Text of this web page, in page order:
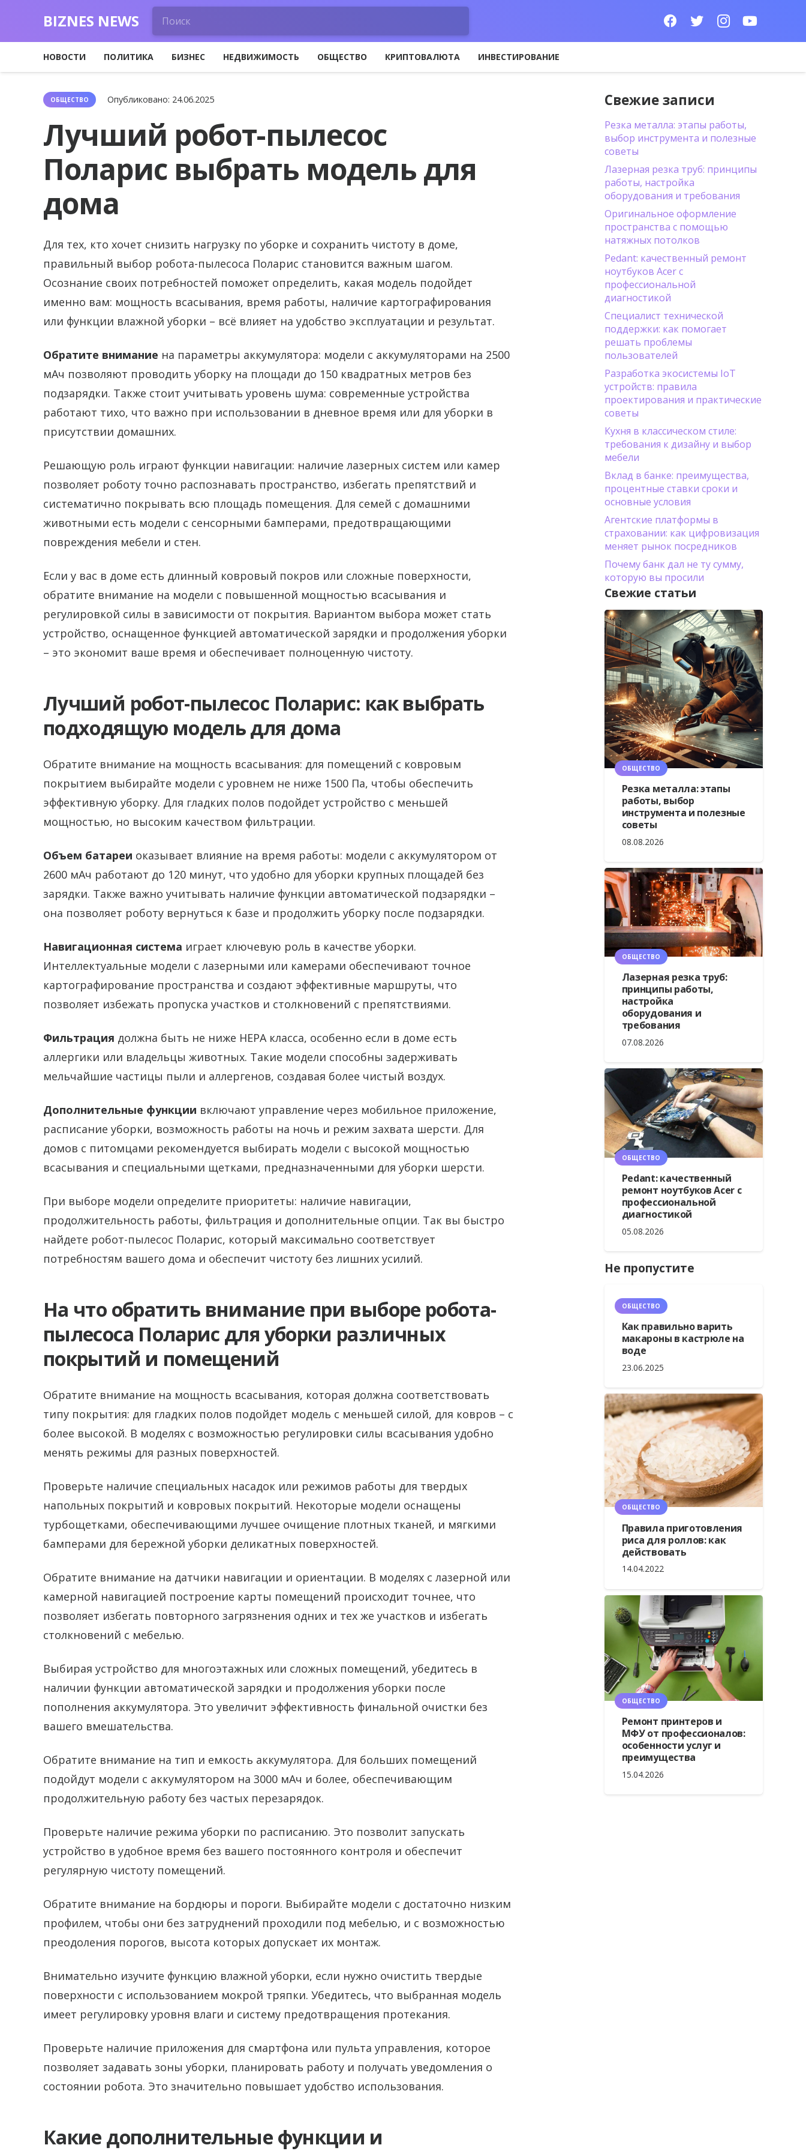
BIZNES NEWS
НОВОСТИ ПОЛИТИКА БИЗНЕС НЕДВИЖИМОСТЬ ОБЩЕСТВО КРИПТОВАЛЮТА ИНВЕСТИРОВАНИЕ
ОБЩЕСТВО Опубликовано: 24.06.2025
Лучший робот-пылесос
Поларис выбрать модель для
дома
Для тех, кто хочет снизить нагрузку по уборке и сохранить чистоту в доме,
правильный выбор робота-пылесоса Поларис становится важным шагом.
Осознание своих потребностей поможет определить, какая модель подойдет
именно вам: мощность всасывания, время работы, наличие картографирования
или функции влажной уборки – всё влияет на удобство эксплуатации и результат.
Обратите внимание на параметры аккумулятора: модели с аккумуляторами на 2500
мАч позволяют проводить уборку на площади до 150 квадратных метров без
подзарядки. Также стоит учитывать уровень шума: современные устройства
работают тихо, что важно при использовании в дневное время или для уборки в
присутствии домашних.
Решающую роль играют функции навигации: наличие лазерных систем или камер
позволяет роботу точно распознавать пространство, избегать препятствий и
систематично покрывать всю площадь помещения. Для семей с домашними
животными есть модели с сенсорными бамперами, предотвращающими
повреждения мебели и стен.
Если у вас в доме есть длинный ковровый покров или сложные поверхности,
обратите внимание на модели с повышенной мощностью всасывания и
регулировкой силы в зависимости от покрытия. Вариантом выбора может стать
устройство, оснащенное функцией автоматической зарядки и продолжения уборки
– это экономит ваше время и обеспечивает полноценную чистоту.
Лучший робот-пылесос Поларис: как выбрать
подходящую модель для дома
Обратите внимание на мощность всасывания: для помещений с ковровым
покрытием выбирайте модели с уровнем не ниже 1500 Па, чтобы обеспечить
эффективную уборку. Для гладких полов подойдет устройство с меньшей
мощностью, но высоким качеством фильтрации.
Объем батареи оказывает влияние на время работы: модели с аккумулятором от
2600 мАч работают до 120 минут, что удобно для уборки крупных площадей без
зарядки. Также важно учитывать наличие функции автоматической подзарядки –
она позволяет роботу вернуться к базе и продолжить уборку после подзарядки.
Навигационная система играет ключевую роль в качестве уборки.
Интеллектуальные модели с лазерными или камерами обеспечивают точное
картографирование пространства и создают эффективные маршруты, что
позволяет избежать пропуска участков и столкновений с препятствиями.
Фильтрация должна быть не ниже HEPA класса, особенно если в доме есть
аллергики или владельцы животных. Такие модели способны задерживать
мельчайшие частицы пыли и аллергенов, создавая более чистый воздух.
Дополнительные функции включают управление через мобильное приложение,
расписание уборки, возможность работы на ночь и режим захвата шерсти. Для
домов с питомцами рекомендуется выбирать модели с высокой мощностью
всасывания и специальными щетками, предназначенными для уборки шерсти.
При выборе модели определите приоритеты: наличие навигации,
продолжительность работы, фильтрация и дополнительные опции. Так вы быстро
найдете робот-пылесос Поларис, который максимально соответствует
потребностям вашего дома и обеспечит чистоту без лишних усилий.
На что обратить внимание при выборе робота-
пылесоса Поларис для уборки различных
покрытий и помещений
Обратите внимание на мощность всасывания, которая должна соответствовать
типу покрытия: для гладких полов подойдет модель с меньшей силой, для ковров – с
более высокой. В моделях с возможностью регулировки силы всасывания удобно
менять режимы для разных поверхностей.
Проверьте наличие специальных насадок или режимов работы для твердых
напольных покрытий и ковровых покрытий. Некоторые модели оснащены
турбощетками, обеспечивающими лучшее очищение плотных тканей, и мягкими
бамперами для бережной уборки деликатных поверхностей.
Обратите внимание на датчики навигации и ориентации. В моделях с лазерной или
камерной навигацией построение карты помещений происходит точнее, что
позволяет избегать повторного загрязнения одних и тех же участков и избегать
столкновений с мебелью.
Выбирая устройство для многоэтажных или сложных помещений, убедитесь в
наличии функции автоматической зарядки и продолжения уборки после
пополнения аккумулятора. Это увеличит эффективность финальной очистки без
вашего вмешательства.
Обратите внимание на тип и емкость аккумулятора. Для больших помещений
подойдут модели с аккумулятором на 3000 мАч и более, обеспечивающим
продолжительную работу без частых перезарядок.
Проверьте наличие режима уборки по расписанию. Это позволит запускать
устройство в удобное время без вашего постоянного контроля и обеспечит
регулярную чистоту помещений.
Обратите внимание на бордюры и пороги. Выбирайте модели с достаточно низким
профилем, чтобы они без затруднений проходили под мебелью, и с возможностью
преодоления порогов, высота которых допускает их монтаж.
Внимательно изучите функцию влажной уборки, если нужно очистить твердые
поверхности с использованием мокрой тряпки. Убедитесь, что выбранная модель
имеет регулировку уровня влаги и систему предотвращения протекания.
Проверьте наличие приложения для смартфона или пульта управления, которое
позволяет задавать зоны уборки, планировать работу и получать уведомления о
состоянии робота. Это значительно повышает удобство использования.
Какие дополнительные функции и
Свежие записи
Резка металла: этапы работы,
выбор инструмента и полезные
советы
Лазерная резка труб: принципы
работы, настройка
оборудования и требования
Оригинальное оформление
пространства с помощью
натяжных потолков
Pedant: качественный ремонт
ноутбуков Acer с
профессиональной
диагностикой
Специалист технической
поддержки: как помогает
решать проблемы
пользователей
Разработка экосистемы IoT
устройств: правила
проектирования и практические
советы
Кухня в классическом стиле:
требования к дизайну и выбор
мебели
Вклад в банке: преимущества,
процентные ставки сроки и
основные условия
Агентские платформы в
страховании: как цифровизация
меняет рынок посредников
Почему банк дал не ту сумму,
которую вы просили
Свежие статьи
ОБЩЕСТВО
Резка металла: этапы
работы, выбор
инструмента и полезные
советы
08.08.2026
ОБЩЕСТВО
Лазерная резка труб:
принципы работы,
настройка
оборудования и
требования
07.08.2026
ОБЩЕСТВО
Pedant: качественный
ремонт ноутбуков Acer с
профессиональной
диагностикой
05.08.2026
Не пропустите
ОБЩЕСТВО
Как правильно варить
макароны в кастрюле на
воде
23.06.2025
ОБЩЕСТВО
Правила приготовления
риса для роллов: как
действовать
14.04.2022
ОБЩЕСТВО
Ремонт принтеров и
МФУ от профессионалов:
особенности услуг и
преимущества
15.04.2026